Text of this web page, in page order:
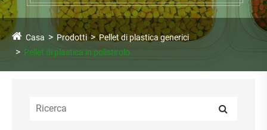
Casa Prodotti
Pellet di plastica generici
Pellet di plastica in polistirolo